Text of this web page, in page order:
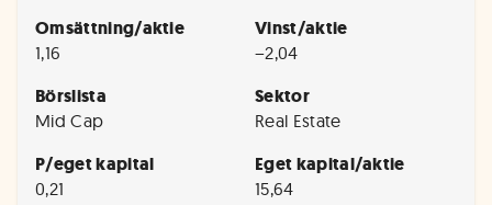
Omsättning/aktie
1,16
Vinst/aktie
−2,04
Börslista
Mid Cap
Sektor
Real Estate
P/eget kapital
0,21
Eget kapital/aktie
15,64